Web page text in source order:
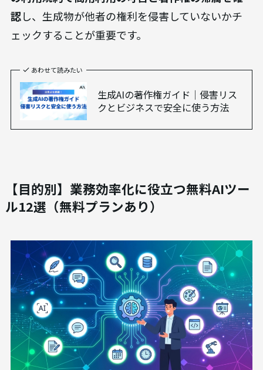
認し、生成物が他者の権利を侵害していないかチ
ェックすることが重要です。
あわせて読みたい
生成AIの著作権ガイド｜侵害リス
クとビジネスで安全に使う方法
【目的別】業務効率化に役立つ無料AIツー
ル12選（無料プランあり）